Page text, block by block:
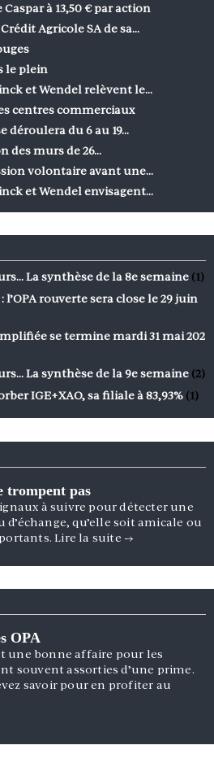
à 13,50 € par action
Agricole SA de sa…
le plein
et Wendel relèvent le…
centres commerciaux
déroulera du 6 au 19…
des murs de 26…
volontaire avant une…
et Wendel envisagent…
La synthèse de la 8e semaine (1)
rouverte sera close le 29 juin
se termine mardi 31 mai 202
La synthèse de la 9e semaine (2)
IGE+XAO, sa filiale à 83,93% (1)
trompent pas
à suivre pour détecter une
qu’elle soit amicale ou
Lire la suite →
OPA
une bonne affaire pour les
souvent assorties d’une prime.
savoir pour en profiter au